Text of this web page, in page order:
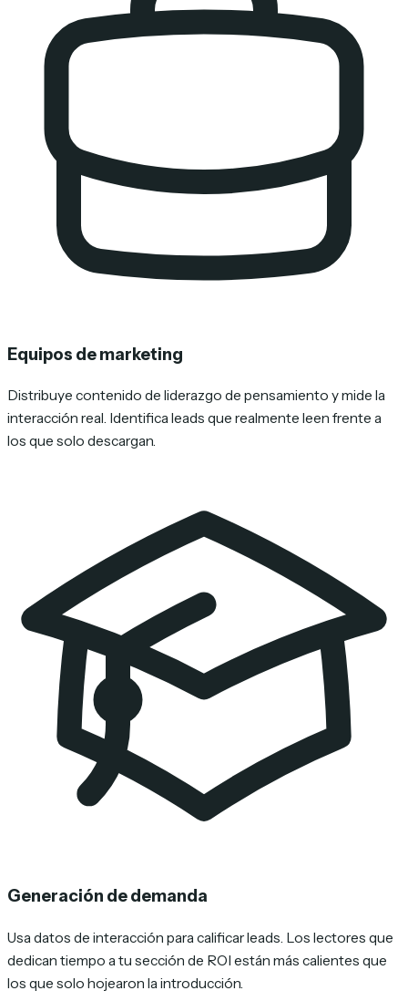
Equipos de marketing
Distribuye contenido de liderazgo de pensamiento y mide la
interacción real. Identifica leads que realmente leen frente a
los que solo descargan.
Generación de demanda
Usa datos de interacción para calificar leads. Los lectores que
dedican tiempo a tu sección de ROI están más calientes que
los que solo hojearon la introducción.